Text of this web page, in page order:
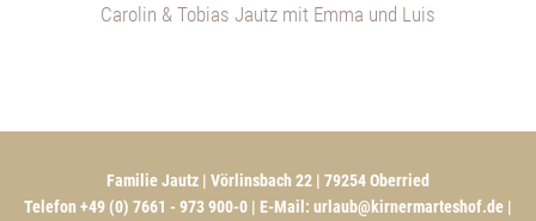
Carolin & Tobias Jautz mit Emma und Luis
Familie Jautz | Vörlinsbach 22 | 79254 Oberried
Telefon +49 (0) 7661 - 973 900-0 | E-Mail: urlaub@kirnermarteshof.de |